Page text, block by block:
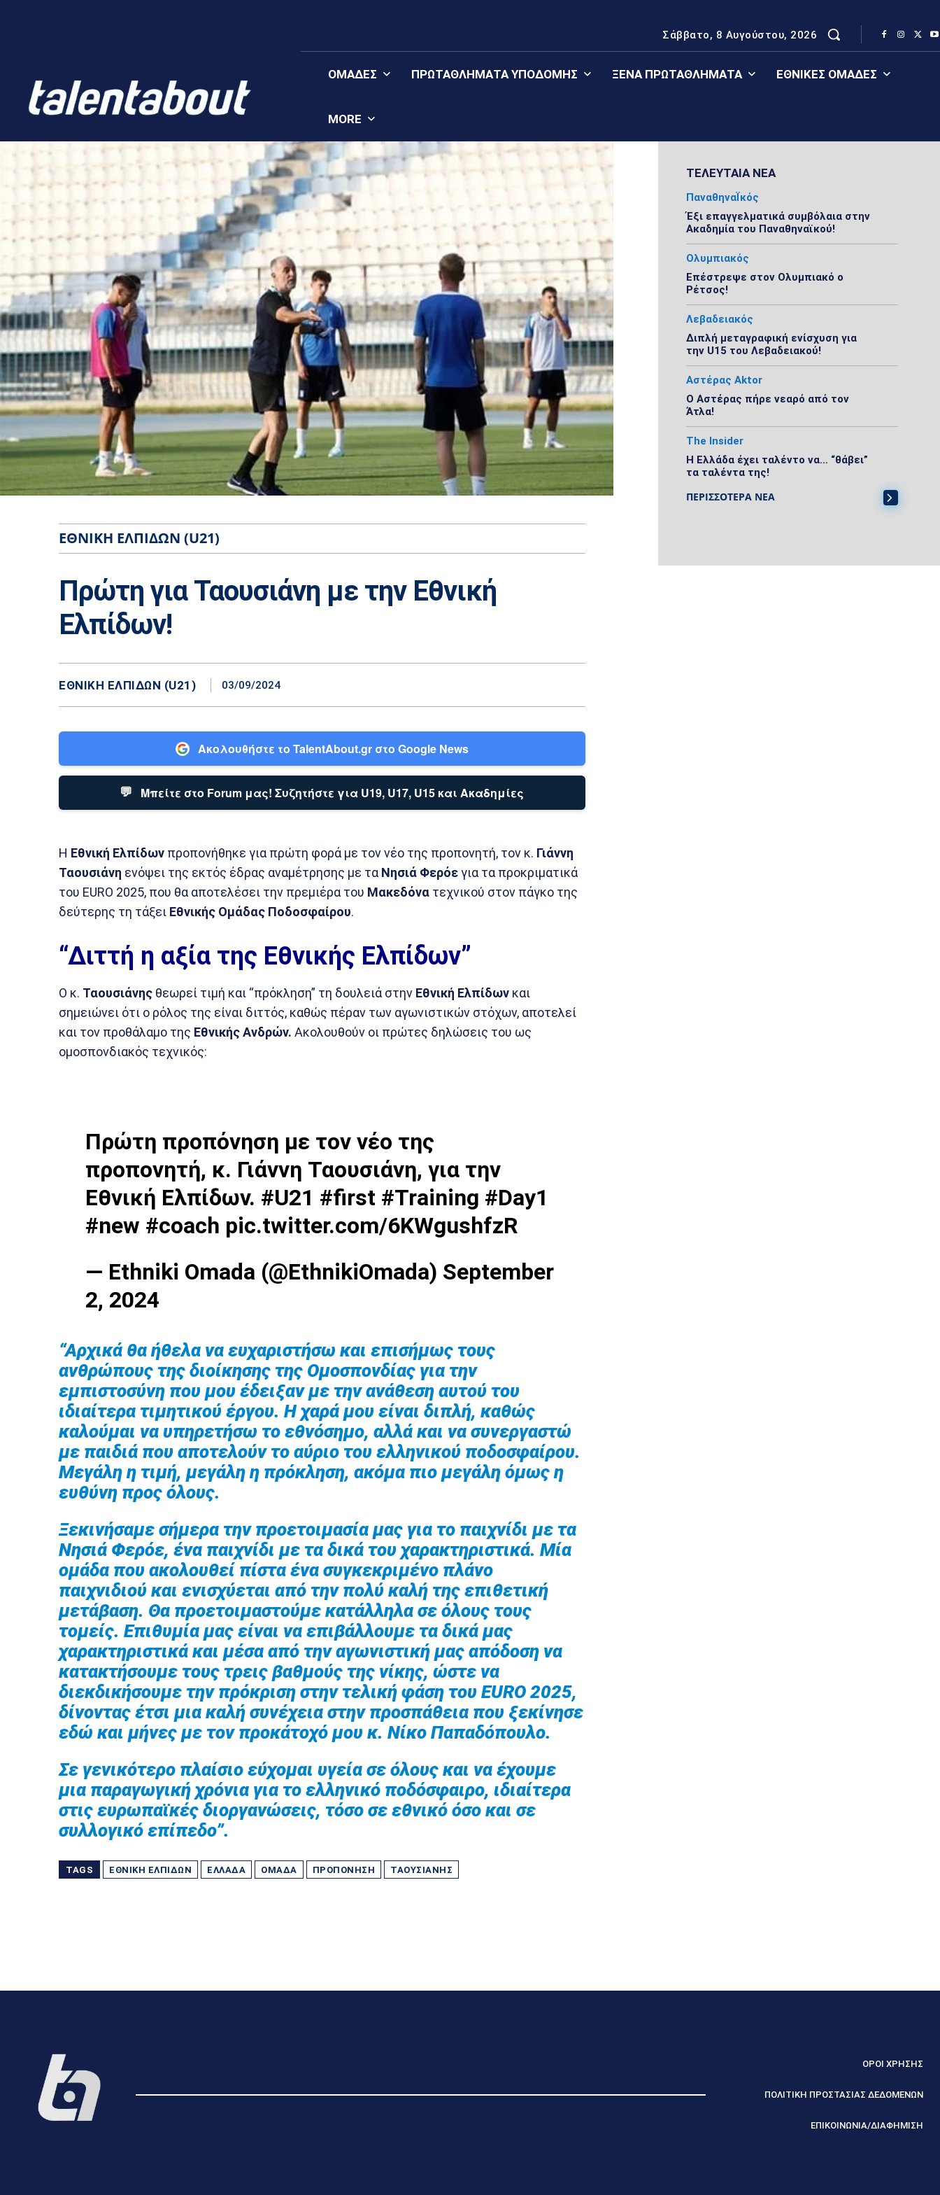
Σάββατο, 8 Αυγούστου, 2026
ΟΜΆΔΕΣ ΠΡΩΤΑΘΛΉΜΑΤΑ YΠΟΔΟΜΉΣ ΞΈΝΑ ΠΡΩΤΑΘΛΉΜΑΤΑ ΕΘΝΙΚΈΣ ΟΜΆΔΕΣ
MORE
ΕΘΝΙΚΉ ΕΛΠΊΔΩΝ (U21)
Πρώτη για Ταουσιάνη με την Εθνική
Ελπίδων!
ΕΘΝΙΚΉ ΕΛΠΊΔΩΝ (U21) 03/09/2024
Ακολουθήστε το TalentAbout.gr στο Google News
💬 Μπείτε στο Forum μας! Συζητήστε για U19, U17, U15 και Ακαδημίες
Η Εθνική Ελπίδων προπονήθηκε για πρώτη φορά με τον νέο της προπονητή, τον κ. Γιάννη
Ταουσιάνη ενόψει της εκτός έδρας αναμέτρησης με ταΝησιά Φερόεγια τα προκριματικά
του EURO 2025, που θα αποτελέσει την πρεμιέρα του Μακεδόνα τεχνικού στον πάγκο της
δεύτερης τη τάξει Εθνικής Ομάδας Ποδοσφαίρου.
“Διττή η αξία της Εθνικής Ελπίδων”
Ο κ. Ταουσιάνης θεωρεί τιμή και “πρόκληση” τη δουλειά στην Εθνική Ελπίδων και
σημειώνει ότι ο ρόλος της είναι διττός, καθώς πέραν των αγωνιστικών στόχων, αποτελεί
και τον προθάλαμο της Εθνικής Ανδρών. Ακολουθούν οι πρώτες δηλώσεις του ως
ομοσπονδιακός τεχνικός:
Πρώτη προπόνηση με τον νέο της
προπονητή, κ. Γιάννη Ταουσιάνη, για την
Εθνική Ελπίδων. #U21 #first #Training #Day1
#new #coach pic.twitter.com/6KWgushfzR
— Ethniki Omada (@EthnikiOmada) September
2, 2024
“Αρχικά θα ήθελα να ευχαριστήσω και επισήμως τους
ανθρώπους της διοίκησης της Ομοσπονδίας για την
εμπιστοσύνη που μου έδειξαν με την ανάθεση αυτού του
ιδιαίτερα τιμητικού έργου. Η χαρά μου είναι διπλή, καθώς
καλούμαι να υπηρετήσω το εθνόσημο, αλλά και να συνεργαστώ
με παιδιά που αποτελούν το αύριο του ελληνικού ποδοσφαίρου.
Μεγάλη η τιμή, μεγάλη η πρόκληση, ακόμα πιο μεγάλη όμως η
ευθύνη προς όλους.
Ξεκινήσαμε σήμερα την προετοιμασία μας για το παιχνίδι με τα
Νησιά Φερόε, ένα παιχνίδι με τα δικά του χαρακτηριστικά. Μία
ομάδα που ακολουθεί πίστα ένα συγκεκριμένο πλάνο
παιχνιδιού και ενισχύεται από την πολύ καλή της επιθετική
μετάβαση. Θα προετοιμαστούμε κατάλληλα σε όλους τους
τομείς. Επιθυμία μας είναι να επιβάλλουμε τα δικά μας
χαρακτηριστικά και μέσα από την αγωνιστική μας απόδοση να
κατακτήσουμε τους τρεις βαθμούς της νίκης, ώστε να
διεκδικήσουμε την πρόκριση στην τελική φάση του EURO 2025,
δίνοντας έτσι μια καλή συνέχεια στην προσπάθεια που ξεκίνησε
εδώ και μήνες με τον προκάτοχό μου κ. Νίκο Παπαδόπουλο.
Σε γενικότερο πλαίσιο εύχομαι υγεία σε όλους και να έχουμε
μια παραγωγική χρόνια για το ελληνικό ποδόσφαιρο, ιδιαίτερα
στις ευρωπαϊκές διοργανώσεις, τόσο σε εθνικό όσο και σε
συλλογικό επίπεδο”.
TAGS ΕΘΝΙΚΉ ΕΛΠΊΔΩΝ ΕΛΛΆΔΑ ΟΜΆΔΑ ΠΡΟΠΌΝΗΣΗ ΤΑΟΥΣΙΆΝΗΣ
ΤΕΛΕΥΤΑΙΑ ΝΕΑ
ΠαναθηναΪκός
Έξι επαγγελματικά συμβόλαια στην
Ακαδημία του Παναθηναϊκού!
Ολυμπιακός
Επέστρεψε στον Ολυμπιακό ο
Ρέτσος!
Λεβαδειακός
Διπλή μεταγραφική ενίσχυση για
την U15 του Λεβαδειακού!
Αστέρας Aktor
Ο Αστέρας πήρε νεαρό από τον
Άτλα!
The Insider
Η Ελλάδα έχει ταλέντο να… “θάβει”
τα ταλέντα της!
ΠΕΡΙΣΣΟΤΕΡΑ ΝΕΑ
ΟΡΟΙ ΧΡΗΣΗΣ
ΠΟΛΙΤΙΚΗ ΠΡΟΣΤΑΣΙΑΣ ΔΕΔΟΜΕΝΩΝ
ΕΠΙΚΟΙΝΩΝΙΑ/ΔΙΑΦΗΜΙΣΗ